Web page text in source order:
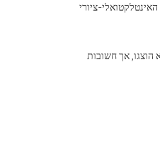
ציורי
הוצגו, אך חשובות